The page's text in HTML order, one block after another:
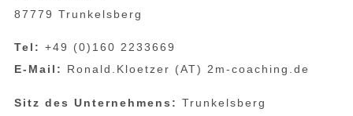
87779 Trunkelsberg
Tel: +49 (0)160 2233669
E-Mail:
Ronald.Kloetzer (AT) 2m-coaching.de
Sitz des Unternehmens: Trunkelsberg